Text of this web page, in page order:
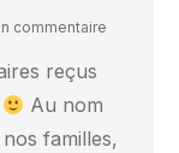
commentaire
reçus
Au nom
familles,